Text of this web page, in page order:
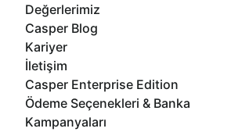
Değerlerimiz
Casper Blog
Kariyer
İletişim
Casper Enterprise Edition
Ödeme Seçenekleri & Banka
Kampanyaları